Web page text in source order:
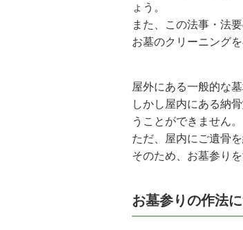
ょう。
また、この法事・法
お墓のクリーニング
屋外にある一般的な
しかし屋内にある納
うことができません。
ただ、屋内にご遺骨
そのため、お墓参り
お墓参りの作法